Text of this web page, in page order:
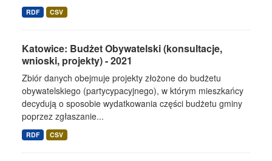
RDF CSV
Katowice: Budżet Obywatelski (konsultacje,
wnioski, projekty) - 2021
Zbiór danych obejmuje projekty złożone do budżetu
obywatelskiego (partycypacyjnego), w którym mieszkańcy
decydują o sposobie wydatkowania części budżetu gminy
poprzez zgłaszanie...
RDF CSV